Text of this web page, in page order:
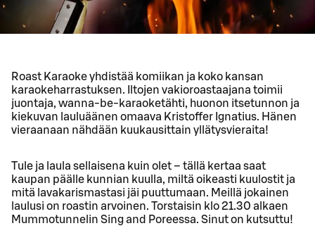
Roast Karaoke yhdistää komiikan ja koko kansan
karaokeharrastuksen. Iltojen vakioroastaajana toimii
juontaja, wanna-be-karaoketähti, huonon itsetunnon ja
kiekuvan lauluäänen omaava Kristoffer Ignatius. Hänen
vieraanaan nähdään kuukausittain yllätysvieraita!
Tule ja laula sellaisena kuin olet – tällä kertaa saat
kaupan päälle kunnian kuulla, miltä oikeasti kuulostit ja
mitä lavakarismastasi jäi puuttumaan. Meillä jokainen
laulusi on roastin arvoinen. Torstaisin klo 21.30 alkaen
Mummotunnelin Sing and Poreessa. Sinut on kutsuttu!